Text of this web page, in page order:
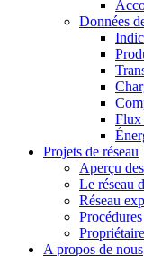
Données
Flux
Projets de réseau
Aperçu
Le réseau
Réseau
A propos de nous